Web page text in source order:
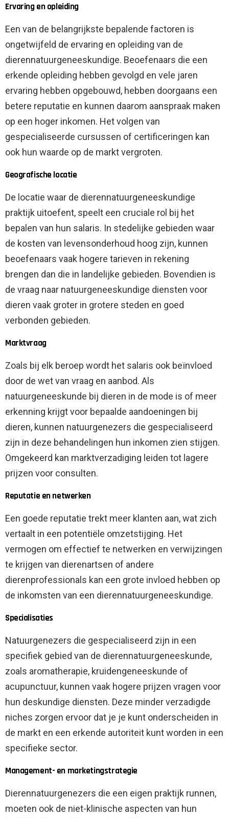
Ervaring en opleiding
Een van de belangrijkste bepalende factoren is
ongetwijfeld de ervaring en opleiding van de
dierennatuurgeneeskundige. Beoefenaars die een
erkende opleiding hebben gevolgd en vele jaren
ervaring hebben opgebouwd, hebben doorgaans een
betere reputatie en kunnen daarom aanspraak maken
op een hoger inkomen. Het volgen van
gespecialiseerde cursussen of certificeringen kan
ook hun waarde op de markt vergroten.
Geografische locatie
De locatie waar de dierennatuurgeneeskundige
praktijk uitoefent, speelt een cruciale rol bij het
bepalen van hun salaris. In stedelijke gebieden waar
de kosten van levensonderhoud hoog zijn, kunnen
beoefenaars vaak hogere tarieven in rekening
brengen dan die in landelijke gebieden. Bovendien is
de vraag naar natuurgeneeskundige diensten voor
dieren vaak groter in grotere steden en goed
verbonden gebieden.
Marktvraag
Zoals bij elk beroep wordt het salaris ook beïnvloed
door de wet van vraag en aanbod. Als
natuurgeneeskunde bij dieren in de mode is of meer
erkenning krijgt voor bepaalde aandoeningen bij
dieren, kunnen natuurgenezers die gespecialiseerd
zijn in deze behandelingen hun inkomen zien stijgen.
Omgekeerd kan marktverzadiging leiden tot lagere
prijzen voor consulten.
Reputatie en netwerken
Een goede reputatie trekt meer klanten aan, wat zich
vertaalt in een potentiële omzetstijging. Het
vermogen om effectief te netwerken en verwijzingen
te krijgen van dierenartsen of andere
dierenprofessionals kan een grote invloed hebben op
de inkomsten van een dierennatuurgeneeskundige.
Specialisaties
Natuurgenezers die gespecialiseerd zijn in een
specifiek gebied van de dierennatuurgeneeskunde,
zoals aromatherapie, kruidengeneeskunde of
acupunctuur, kunnen vaak hogere prijzen vragen voor
hun deskundige diensten. Deze minder verzadigde
niches zorgen ervoor dat je je kunt onderscheiden in
de markt en een erkende autoriteit kunt worden in een
specifieke sector.
Management- en marketingstrategie
Dierennatuurgenezers die een eigen praktijk runnen,
moeten ook de niet-klinische aspecten van hun